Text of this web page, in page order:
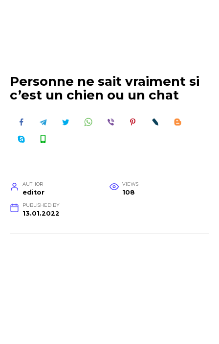
Personne ne sait vraiment si
c’est un chien ou un chat
AUTHOR
editor
VIEWS
108
PUBLISHED BY
13.01.2022